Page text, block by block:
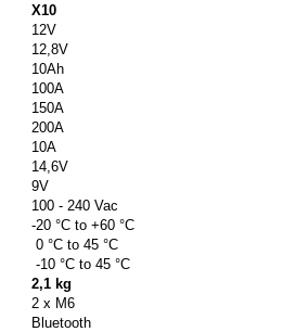
X10
12V
12,8V
10Ah
100A
150A
200A
10A
14,6V
9V
100 - 240 Vac
-20 °C to +60 °C
0 °C to 45 °C
-10 °C to 45 °C
2,1 kg
2 x M6
Bluetooth